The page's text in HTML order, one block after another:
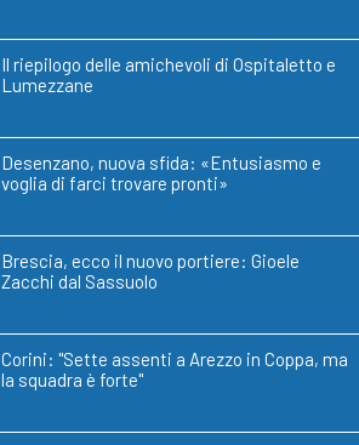
Il riepilogo delle amichevoli di Ospitaletto e
Lumezzane
Desenzano, nuova sfida: «Entusiasmo e
voglia di farci trovare pronti»
Brescia, ecco il nuovo portiere: Gioele
Zacchi dal Sassuolo
Corini: "Sette assenti a Arezzo in Coppa, ma
la squadra è forte"